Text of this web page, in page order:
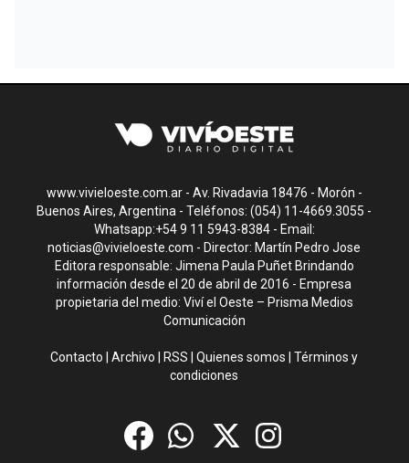
www.vivieloeste.com.ar - Av. Rivadavia 18476 - Morón -
Buenos Aires, Argentina - Teléfonos: (054) 11-4669.3055 -
Whatsapp:+54 9 11 5943-8384 - Email:
noticias@vivieloeste.com - Director: Martín Pedro Jose
Editora responsable: Jimena Paula Puñet Brindando
información desde el 20 de abril de 2016 - Empresa
propietaria del medio: Viví el Oeste – Prisma Medios
Comunicación
Contacto |Archivo RSS |Quienes somos |Términos y
condiciones